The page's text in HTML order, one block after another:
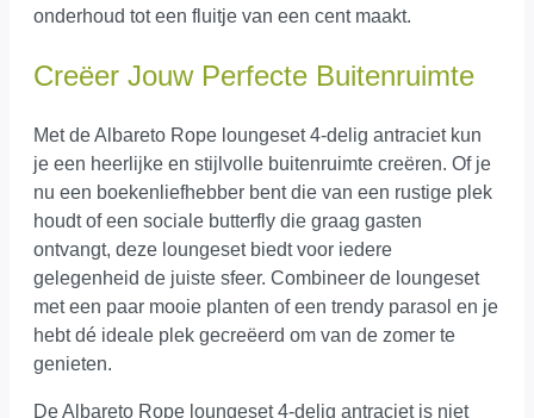
onderhoud tot een fluitje van een cent maakt.
Creëer Jouw Perfecte Buitenruimte
Met de Albareto Rope loungeset 4-delig antraciet kun
je een heerlijke en stijlvolle buitenruimte creëren. Of je
nu een boekenliefhebber bent die van een rustige plek
houdt of een sociale butterfly die graag gasten
ontvangt, deze loungeset biedt voor iedere
gelegenheid de juiste sfeer. Combineer de loungeset
met een paar mooie planten of een trendy parasol en je
hebt dé ideale plek gecreëerd om van de zomer te
genieten.
De Albareto Rope loungeset 4-delig antraciet is niet